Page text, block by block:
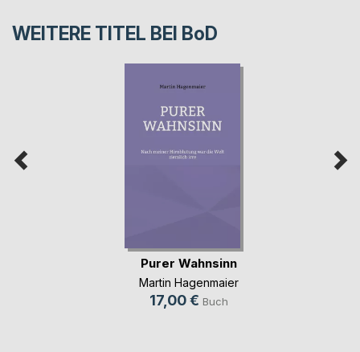
WEITERE TITEL BEI BoD
Purer Wahnsinn
Martin Hagenmaier
17,00 € Buch